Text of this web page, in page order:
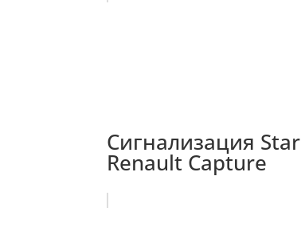
Сигнализация
Renault Capture